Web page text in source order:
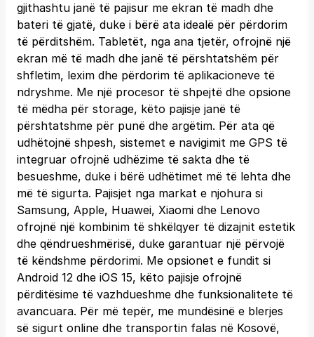
gjithashtu janë të pajisur me ekran të madh dhe
bateri të gjatë, duke i bërë ata idealë për përdorim
të përditshëm. Tabletët, nga ana tjetër, ofrojnë një
ekran më të madh dhe janë të përshtatshëm për
shfletim, lexim dhe përdorim të aplikacioneve të
ndryshme. Me një procesor të shpejtë dhe opsione
të mëdha për storage, këto pajisje janë të
përshtatshme për punë dhe argëtim. Për ata që
udhëtojnë shpesh, sistemet e navigimit me GPS të
integruar ofrojnë udhëzime të sakta dhe të
besueshme, duke i bërë udhëtimet më të lehta dhe
më të sigurta. Pajisjet nga markat e njohura si
Samsung, Apple, Huawei, Xiaomi dhe Lenovo
ofrojnë një kombinim të shkëlqyer të dizajnit estetik
dhe qëndrueshmërisë, duke garantuar një përvojë
të këndshme përdorimi. Me opsionet e fundit si
Android 12 dhe iOS 15, këto pajisje ofrojnë
përditësime të vazhdueshme dhe funksionalitete të
avancuara. Për më tepër, me mundësinë e blerjes
së sigurt online dhe transportin falas në Kosovë,